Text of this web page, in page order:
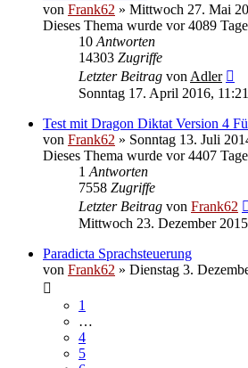
von Frank62 » Mittwoch 27. Mai
Dieses Thema wurde vor 4089
10 Antworten
14303 Zugriffe
Letzter Beitrag von Adler
Sonntag 17. April 2016, 11:21
Test mit Dragon Diktat Version 4
von Frank62 » Sonntag 13. Juli
Dieses Thema wurde vor 4407
1 Antworten
7558 Zugriffe
Letzter Beitrag von Frank62
Mittwoch 23. Dezember
Paradicta Sprachsteuerung
von Frank62 » Dienstag 3.
1
…
4
5